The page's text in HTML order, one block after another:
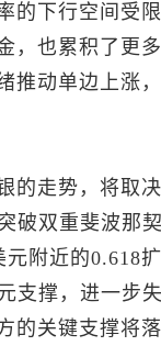
的下行空间受
，也累积了更
推动单边上涨
的走势，将取
破双重斐波那
附近的0.618
支撑，进一步
的关键支撑将